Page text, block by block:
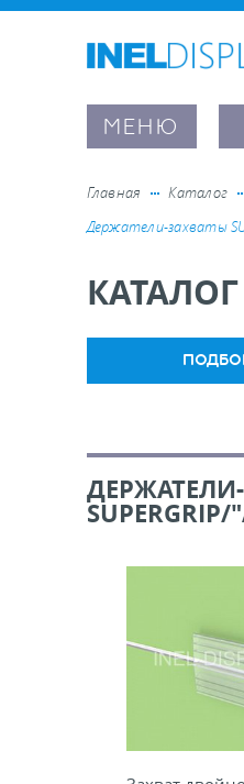
МЕНЮ
вывесок и шелфтокеры
оборудование,
ценников
напольные, подвесные, на
Главная Каталог
Держатели-захваты